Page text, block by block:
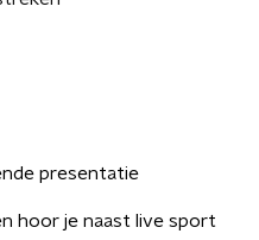
presentatie
hoor je naast live sport